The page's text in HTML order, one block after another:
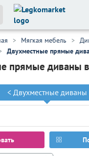
Мягкая мебель
Двухместные прямые
прямые диваны
< Двухместные диваны